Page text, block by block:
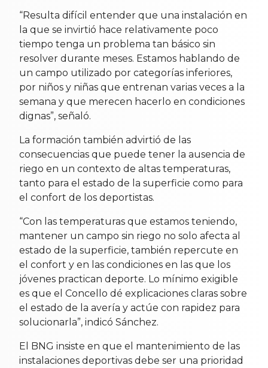
“Resulta difícil entender que una instalación en
la que se invirtió hace relativamente poco
tiempo tenga un problema tan básico sin
resolver durante meses. Estamos hablando de
un campo utilizado por categorías inferiores,
por niños y niñas que entrenan varias veces a la
semana y que merecen hacerlo en condiciones
dignas”, señaló.
La formación también advirtió de las
consecuencias que puede tener la ausencia de
riego en un contexto de altas temperaturas,
tanto para el estado de la superficie como para
el confort de los deportistas.
“Con las temperaturas que estamos teniendo,
mantener un campo sin riego no solo afecta al
estado de la superficie, también repercute en
el confort y en las condiciones en las que los
jóvenes practican deporte. Lo mínimo exigible
es que el Concello dé explicaciones claras sobre
el estado de la avería y actúe con rapidez para
solucionarla”, indicó Sánchez.
El BNG insiste en que el mantenimiento de las
instalaciones deportivas debe ser una prioridad